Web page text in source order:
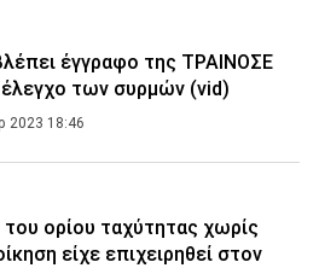
έγγραφο της ΤΡΑΙΝΟΣΕ
έλεγχο των συρμών (vid)
2023 18:46
ορίου ταχύτητας χωρίς
είχε επιχειρηθεί στον